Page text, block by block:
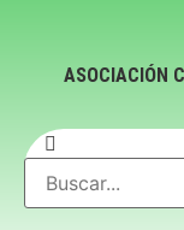
ASOCIACIÓN